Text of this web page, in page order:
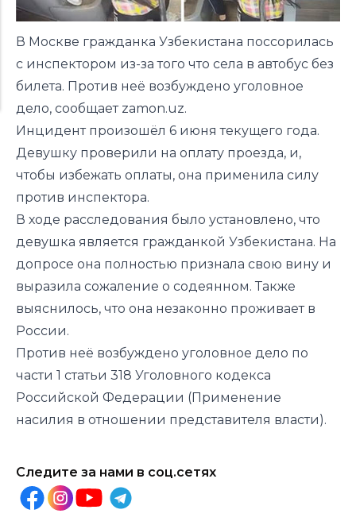
В Москве гражданка Узбекистана поссорилась
с инспектором из-за того что села в автобус без
билета. Против неё возбуждено уголовное
дело, сообщает zamon.uz.
Инцидент произошёл 6 июня текущего года.
Девушку проверили на оплату проезда, и,
чтобы избежать оплаты, она применила силу
против инспектора.
В ходе расследования было установлено, что
девушка является гражданкой Узбекистана. На
допросе она полностью признала свою вину и
выразила сожаление о содеянном. Также
выяснилось, что она незаконно проживает в
России.
Против неё возбуждено уголовное дело по
части 1 статьи 318 Уголовного кодекса
Российской Федерации (Применение
насилия в отношении представителя власти).
Следите за нами в соц.сетях